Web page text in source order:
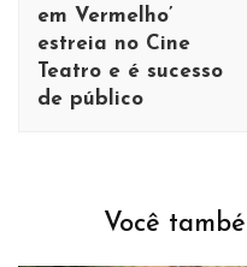
em Vermelho’
estreia no Cine
Teatro e é sucesso
de público
Você